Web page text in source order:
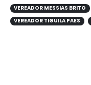
VEREADOR MESSIAS BRITO
VEREADOR TIGUILA PAES